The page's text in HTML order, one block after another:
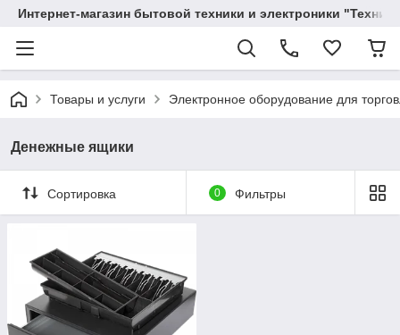
Интернет-магазин бытовой техники и электроники
Товары и услуги Электронное оборудование для
Денежные ящики
Сортировка 0 Фильтры